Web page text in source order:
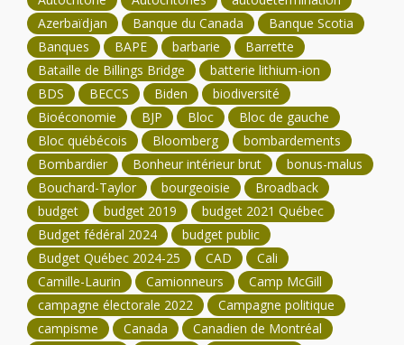
Azerbaïdjan
Banque du Canada
Banque Scotia
Banques
BAPE barbarie
Barrette
Bataille de Billings Bridge
batterie lithium-ion
BDS
BECCS Biden
biodiversité
Bioéconomie
BJP Bloc
Bloc de gauche
Bloc québécois
Bloomberg
bombardements
Bombardier
Bonheur intérieur brut
bonus-malus
Bouchard-Taylor
bourgeoisie
Broadback
budget
budget 2019
budget 2021 Québec
Budget fédéral 2024
budget public
Budget Québec 2024-25
CAD
Cali
Camille-Laurin
Camionneurs
Camp McGill
campagne électorale 2022
Campagne politique
campisme
Canada
Canadien de Montréal